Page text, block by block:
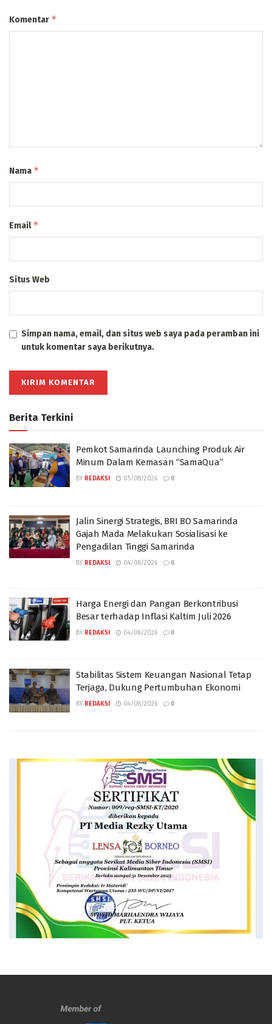
Komentar *
Nama *
Email*
Situs Web
Simpan nama, email, dan situs web saya pada peramban ini
untuk komentar saya berikutnya.
Berita Terkini
Pemkot Samarinda Launching Produk Air
Minum Dalam Kemasan “SamaQua”
BY REDAKSI 05/08/2026 0
Jalin Sinergi Strategis, BRI BO Samarinda
Gajah Mada Melakukan Sosialisasi ke
Pengadilan Tinggi Samarinda
BY REDAKSI 04/08/2026 0
Harga Energi dan Pangan Berkontribusi
Besar terhadap Inflasi Kaltim Juli 2026
BY REDAKSI 04/08/2026 0
Stabilitas Sistem Keuangan Nasional Tetap
Terjaga, Dukung Pertumbuhan Ekonomi
BY REDAKSI 04/08/2026 0